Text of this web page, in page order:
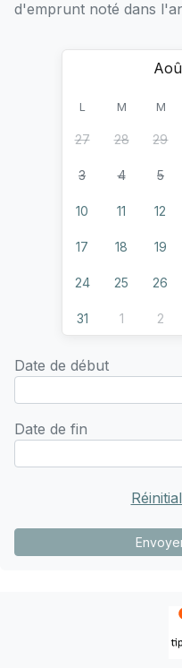
d'emprunt noté dans
Date de début
L M M
27 28 29
3 4 5
10 11 12
17 18 19
24 25 26
31 1 2
Date de fin